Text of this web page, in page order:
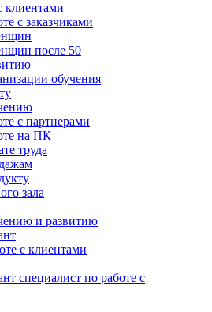
клиентами
с заказчиками
после 50
обучения
с партнерами
на ПК
труда
зала
и развитию
с клиентами
специалист по работе с